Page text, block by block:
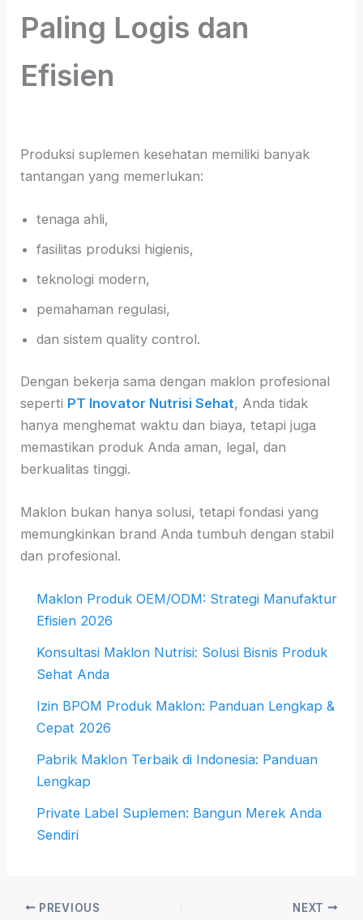
Paling Logis dan
Efisien
Produksi suplemen kesehatan memiliki banyak
tantangan yang memerlukan:
tenaga ahli,
fasilitas produksi higienis,
teknologi modern,
pemahaman regulasi,
dan sistem quality control.
Dengan bekerja sama dengan maklon profesional
seperti PT Inovator Nutrisi Sehat, Anda tidak
hanya menghemat waktu dan biaya, tetapi juga
memastikan produk Anda aman, legal, dan
berkualitas tinggi.
Maklon bukan hanya solusi, tetapi fondasi yang
memungkinkan brand Anda tumbuh dengan stabil
dan profesional.
Maklon Produk OEM/ODM: Strategi Manufaktur
Efisien 2026
Konsultasi Maklon Nutrisi: Solusi Bisnis Produk
Sehat Anda
Izin BPOM Produk Maklon: Panduan Lengkap &
Cepat 2026
Pabrik Maklon Terbaik di Indonesia: Panduan
Lengkap
Private Label Suplemen: Bangun Merek Anda
Sendiri
PREVIOUS NEXT